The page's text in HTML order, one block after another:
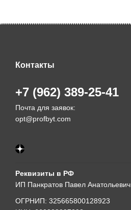
Контакты
+7 (962) 389-25-41
Почта для заявок:
opt@profbyt.com
Реквизиты в РФ
ИП Панкратов Павел Анатольевич
ОГРНИП: 325665800128923